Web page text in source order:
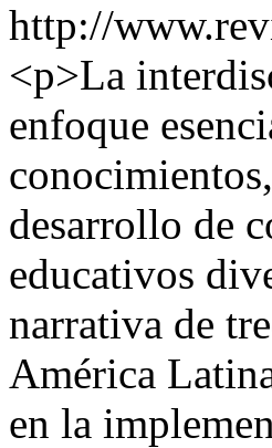
http://
<p>La
enfoque
desarrollo de
educativos
narrativa de
América
en la